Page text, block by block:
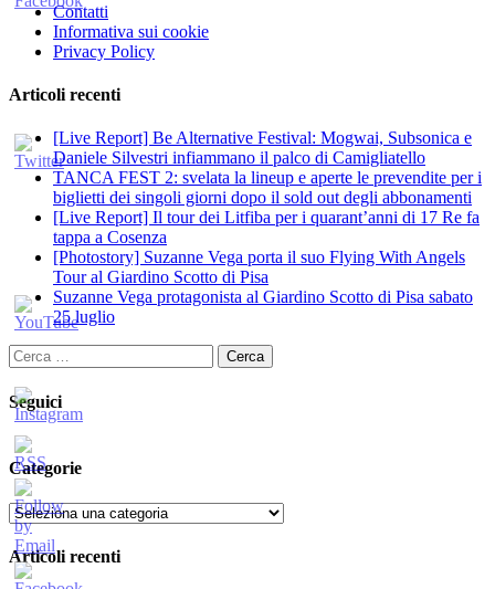
Contatti
Informativa sui cookie
Privacy Policy
Articoli recenti
[Live Report] Be Alternative Festival: Mogwai, Subsonica e
Daniele Silvestri infiammano il palco di Camigliatello
TANCA FEST 2: svelata la lineup e aperte le prevendite per i
biglietti dei singoli giorni dopo il sold out degli abbonamenti
[Live Report] Il tour dei Litfiba per i quarant’anni di 17 Re fa
tappa a Cosenza
[Photostory] Suzanne Vega porta il suo Flying With Angels
Tour al Giardino Scotto di Pisa
Suzanne Vega protagonista al Giardino Scotto di Pisa sabato
25 luglio
Ricerca
per:
Seguici
Categorie
Categorie
Articoli recenti